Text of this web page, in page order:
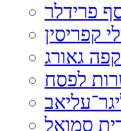
פרידלר
קפריסין
קפה גאורג
לפסח
סמואל